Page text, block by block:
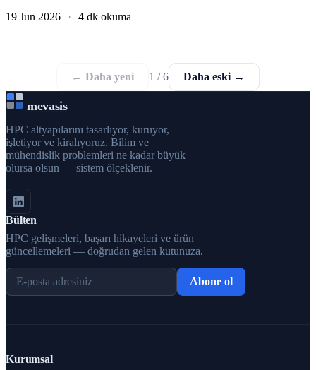
19 Jun 2026
· 4 dk okuma
← Daha yeni 1 / 6 Daha eski →
mevasis
HPC altyapılarını tasarlıyor, kuruyor,
işletiyor ve kiralıyoruz. Bilim ve
mühendislik problemleri ne kadar büyük
olursa olsun — sistem ölçeklenir.
Bülten
HPC gelişmeleri, başarı hikayeleri ve ürün
güncellemeleri — doğrudan gelen kutunuza.
Abone ol
Kurumsal